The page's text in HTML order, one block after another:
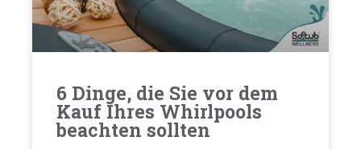
6 Dinge, die Sie vor dem
Kauf Ihres Whirlpools
beachten sollten